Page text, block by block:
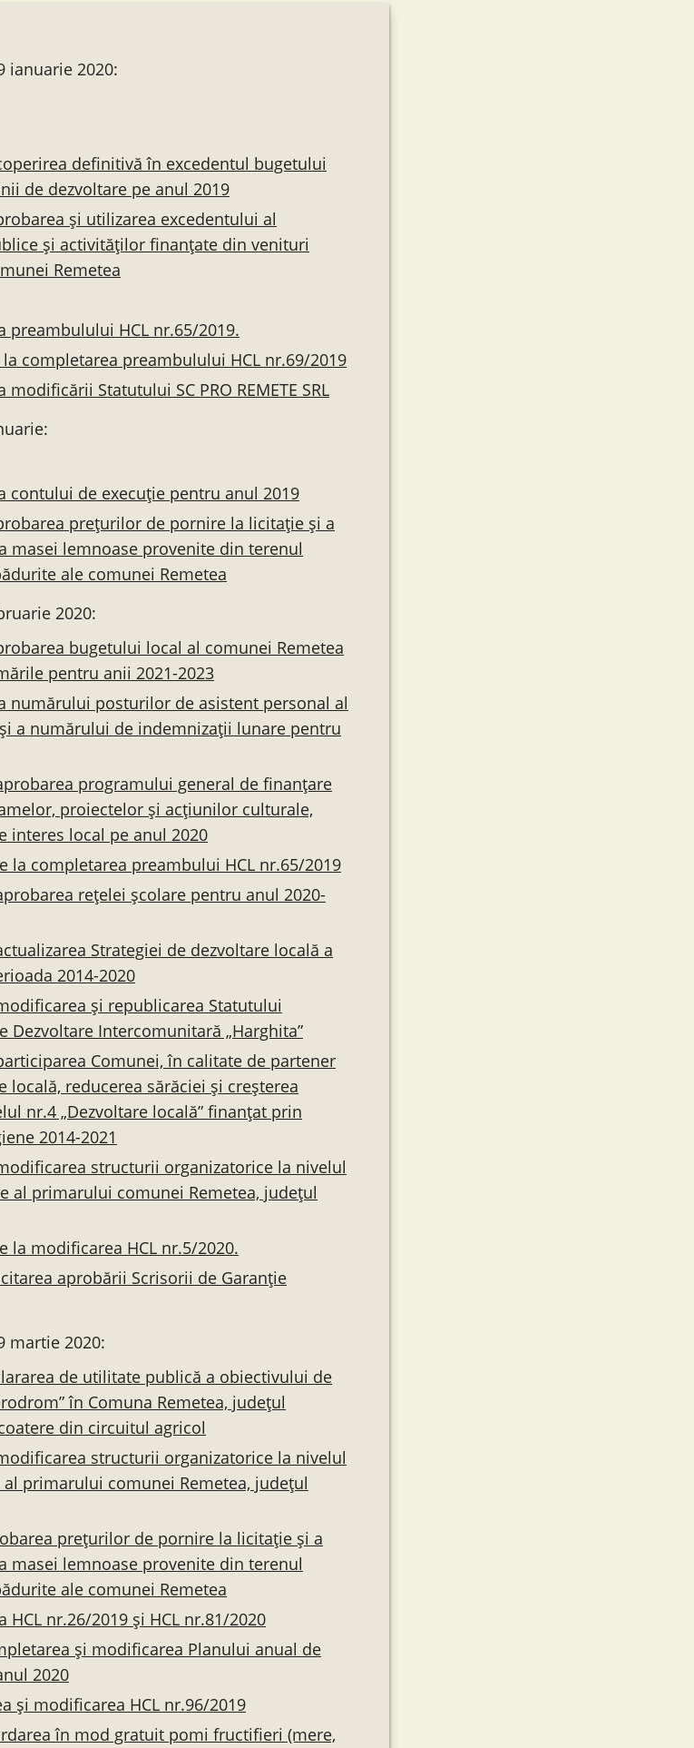
ianuarie 2020:
definitivă în excedentul bugetului
de dezvoltare pe anul 2019
și utilizarea excedentului al
și activităților finanțate din venituri
Remetea
preambulului HCL nr.65/2019.
completarea preambulului HCL nr.69/2019
Statutului SC PRO REMETE SRL
contului de execuție pentru anul 2019
prețurilor de pornire la licitație și a
masei lemnoase provenite din terenul
ale comunei Remetea
2020:
bugetului local al comunei Remetea
pentru anii 2021-2023
numărului posturilor de asistent personal al
a numărului de indemnizații lunare pentru
programului general de finanțare
proiectelor și acțiunilor culturale,
interes local pe anul 2020
la completarea preambului HCL nr.65/2019
rețelei școlare pentru anul 2020-
Strategiei de dezvoltare locală a
2014-2020
și republicarea Statutului
Dezvoltare Intercomunitară „Harghita”
Comunei, în calitate de partener
locală, reducerea sărăciei și creșterea
nr.4 „Dezvoltare locală” finanțat prin
2014-2021
structurii organizatorice la nivelul
al primarului comunei Remetea, județul
la modificarea HCL nr.5/2020.
aprobării Scrisorii de Garanție
martie 2020:
de utilitate publică a obiectivului de
în Comuna Remetea, județul
din circuitul agricol
structurii organizatorice la nivelul
primarului comunei Remetea, județul
prețurilor de pornire la licitație și a
masei lemnoase provenite din terenul
ale comunei Remetea
HCL nr.26/2019 și HCL nr.81/2020
și modificarea Planului anual de
2020
și modificarea HCL nr.96/2019
în mod gratuit pomi fructifieri (mere,